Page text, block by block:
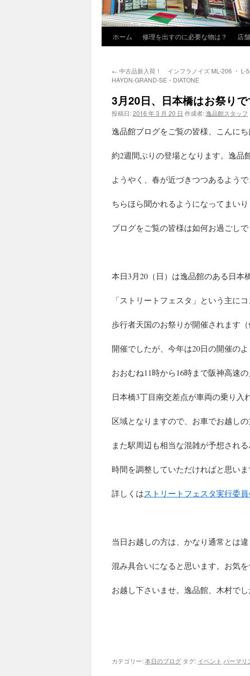
ホーム 修理を出すのに必要な物は？ 店
← 中古品新入荷！ インフラノイズ ML-206 ・ L-
HAYDN-GRAND-SE・DIATONE
3月20日、日本橋はお祭り
投稿日:2016 年 3 月 20 日 作成者:逸品館スタッフ
逸品館ブログをご覧の皆様、こんにち
約2週間ぶりの登場となります。逸品
ようやく、春が近づきつつあるよう
ちらほら聞かれるようになってまい
ブログをご覧の皆様は如何お過ごしで
本日3月20（日）は逸品館のある日本
「ストリートフェスタ」という主に
歩行者天国のお祭りが開催されます
開催でしたが、今年は20日の開催のよ
おおむね11時から16時まで阪神高速
日本橋3丁目南交差点が車両の乗り入
区域となりますので、お車でお越しの
また駅周辺も相当な混雑が予想され
時間を調整していただければと思いま
詳しくはストリートフェスタ実行委
当日お越しの方は、かなり通常とは
混み具合いになると思います。お気
お越し下さいませ。逸品館、木村でし
カテゴリー:本日のブログ タグ: イベント パーマリ